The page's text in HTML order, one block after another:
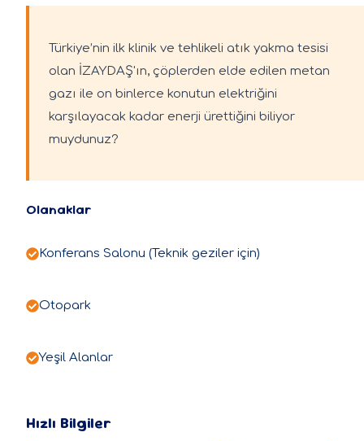
Türkiye’nin ilk klinik ve tehlikeli atık yakma tesisi
olan İZAYDAŞ'ın, çöplerden elde edilen metan
gazı ile on binlerce konutun elektriğini
karşılayacak kadar enerji ürettiğini biliyor
muydunuz?
Olanaklar
Konferans Salonu (Teknik geziler için)
Otopark
Yeşil Alanlar
Hızlı Bilgiler